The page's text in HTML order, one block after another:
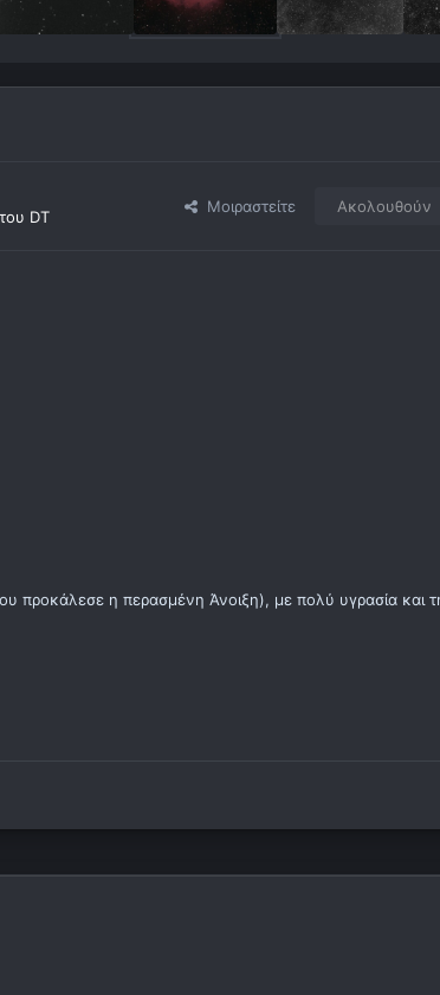
DT
Μοιραστείτε Ακολουθούν
προκάλεσε η περασμένη Άνοιξη), με πολύ υγρασία και